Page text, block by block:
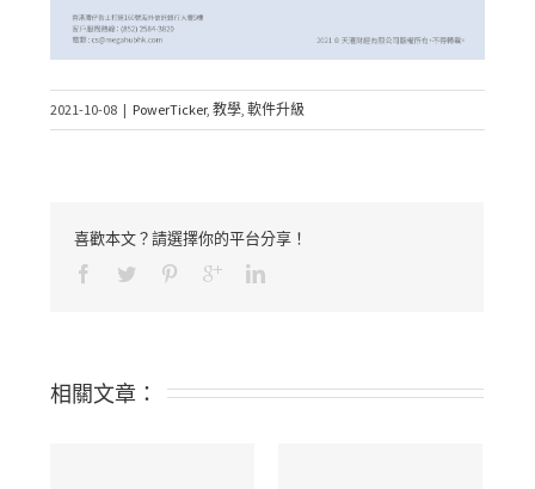
2021-10-08 | PowerTicker,教學,軟件升級
喜歡本文？請選擇你的平台分享！
相關文章：